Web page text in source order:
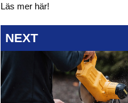
Läs mer här!
NEXT